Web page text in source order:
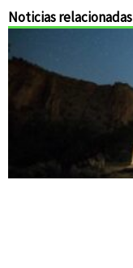
Noticias relacionadas